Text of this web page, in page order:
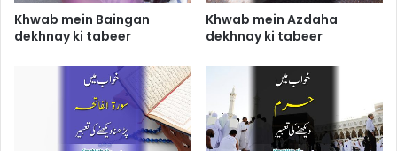
Khwab mein Baingan
dekhnay ki tabeer
Khwab mein Azdaha
dekhnay ki tabeer